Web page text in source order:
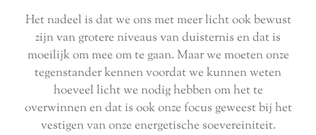
Het nadeel is dat we ons met meer licht ook bewust
zijn van grotere niveaus van duisternis en dat is
moeilijk om mee om te gaan. Maar we moeten onze
tegenstander kennen voordat we kunnen weten
hoeveel licht we nodig hebben om het te
overwinnen en dat is ook onze focus geweest bij het
vestigen van onze energetische soevereiniteit.